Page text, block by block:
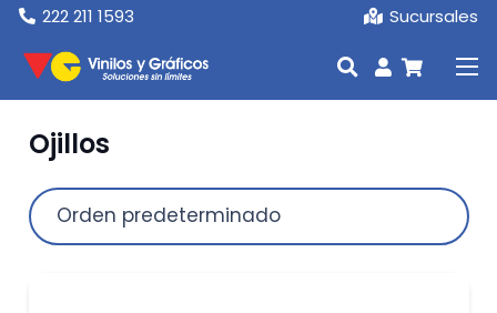
222 211 1593 Sucursales
Ojillos